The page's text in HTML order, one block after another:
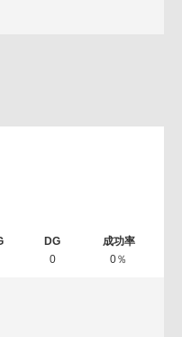
0 0％